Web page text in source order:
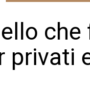
privati